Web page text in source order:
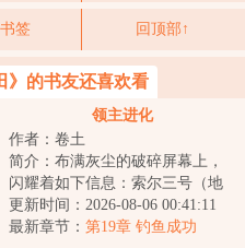
签 回顶部↑
》的书友还喜欢看
领主进化
作者：卷土
简介：布满灰尘的破碎屏幕上，
闪耀着如下信息：索尔三号（地
球）垦殖域曾种植名单如下：三
叶虫：节肢动物...
更新时间：2026-08-06 00:41:11
最新章节： 第19章 钓鱼成功